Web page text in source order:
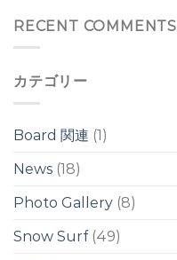
ヘ
ワ
ブ
レ
イ
ク
頭
ワ
ブ
レ
ク
RECENT COMMENTS
カテゴリー
Board 関連 (1)
News (18)
Photo Gallery (8)
Snow Surf(49)